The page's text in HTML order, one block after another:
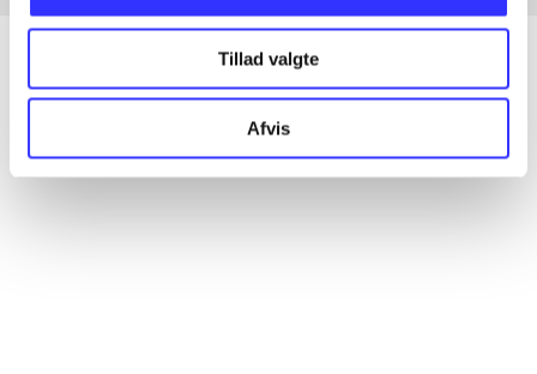
Tillad valgte
Afvis
Alle registrerede artikler fordelt på udgivelser